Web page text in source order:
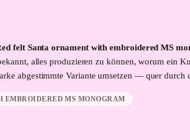
felt Santa ornament with embroidered MS
alles produzieren zu können, worum ein
abgestimmte Variante umsetzen — quer durch
EMBROIDERED MS MONOGRAM